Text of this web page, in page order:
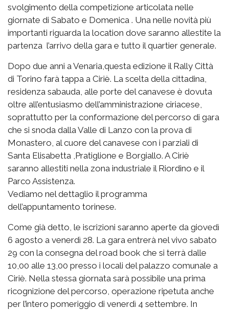
svolgimento della competizione articolata nelle
giornate di Sabato e Domenica . Una nelle novità più
importanti riguarda la location dove saranno allestite la
partenza l’arrivo della gara e tutto il quartier generale.
Dopo due anni a Venaria,questa edizione il Rally Città
di Torino farà tappa a Ciriè. La scelta della cittadina,
residenza sabauda, alle porte del canavese è dovuta
oltre all’entusiasmo dell’amministrazione ciriacese,
soprattutto per la conformazione del percorso di gara
che si snoda dalla Valle di Lanzo con la prova di
Monastero, al cuore del canavese con i parziali di
Santa Elisabetta ,Pratiglione e Borgiallo. A Ciriè
saranno allestiti nella zona industriale il Riordino e il
Parco Assistenza.
Vediamo nel dettaglio il programma
dell’appuntamento torinese.
Come già detto, le iscrizioni saranno aperte da giovedì
6 agosto a venerdì 28. La gara entrerà nel vivo sabato
29 con la consegna del road book che si terrà dalle
10,00 alle 13,00 presso i locali del palazzo comunale a
Ciriè. Nella stessa giornata sarà possibile una prima
ricognizione del percorso, operazione ripetuta anche
per l’intero pomeriggio di venerdì 4 settembre. In